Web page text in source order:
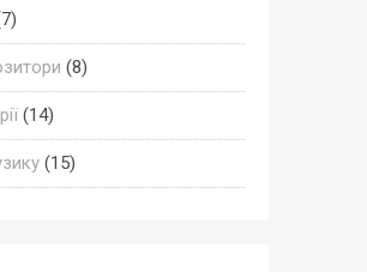
(8)
(14)
(15)